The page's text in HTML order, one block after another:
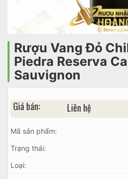
Rượu Vang Đỏ
Piedra Reserva
Sauvignon
Giá bán: Liên hệ
Mã sản phẩm:
Trạng thái:
Loại: